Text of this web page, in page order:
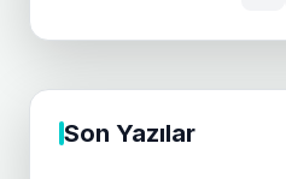
Son Yazılar